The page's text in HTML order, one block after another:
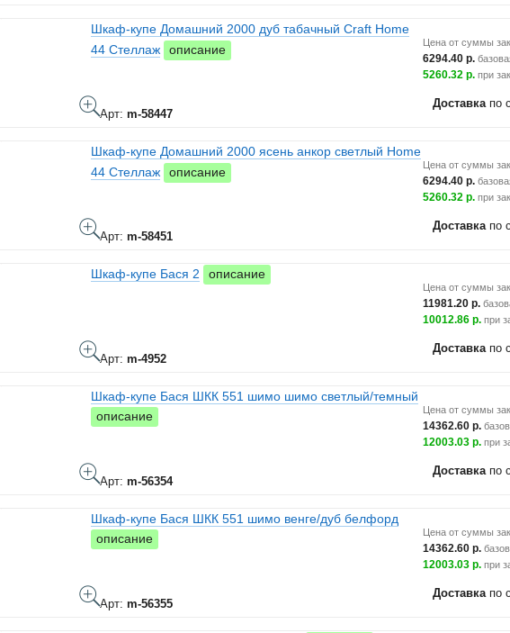
Шкаф-купе Домашний 2000 дуб табачный Craft Home
44 Стеллаж
описание
Арт: m-58447
Цена от суммы
6294.40 р.
5260.32 р. при
Доставка по
Шкаф-купе Домашний 2000 ясень анкор светлый Home
44 Стеллаж
описание
Арт: m-58451
Цена от суммы
6294.40 р.
5260.32 р. при
Доставка по
Шкаф-купе Бася 2 описание
Арт: m-4952
Цена от суммы
11981.20 р.
10012.86 р. при
Доставка по
Шкаф-купе Бася ШКК 551 шимо шимо светлый/темный
описание
Арт: m-56354
Цена от суммы
14362.60 р.
12003.03 р. при
Доставка по
Шкаф-купе Бася ШКК 551 шимо венге/дуб белфорд
описание
Арт: m-56355
Цена от суммы
14362.60 р.
12003.03 р. при
Доставка по